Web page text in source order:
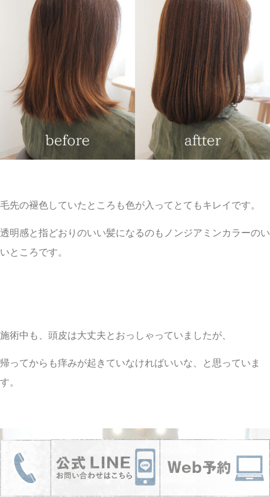
毛先の褪色していたところも色が入ってとてもキレイです。
透明感と指どおりのいい髪になるのもノンジアミンカラーのい
いところです。
施術中も、頭皮は大丈夫とおっしゃっていましたが、
帰ってからも痒みが起きていなければいいな、と思っていま
す。